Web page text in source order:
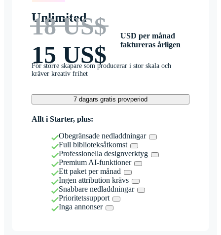
Unlimited
18 US$
15 US$
USD per månad
faktureras årligen
För större skapare som producerar i stor skala och
kräver kreativ frihet
7 dagars gratis provperiod
Allt i Starter, plus:
Obegränsade nedladdningar
Full biblioteksåtkomst
Professionella designverktyg
Premium AI-funktioner
Ett paket per månad
Ingen attribution krävs
Snabbare nedladdningar
Prioritetssupport
Inga annonser